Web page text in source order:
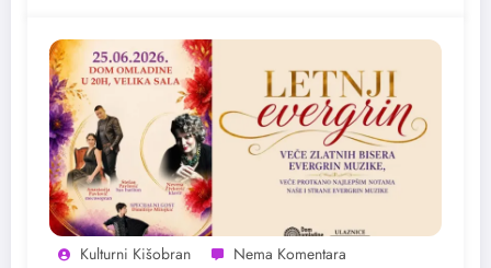
Kulturni Kišobran